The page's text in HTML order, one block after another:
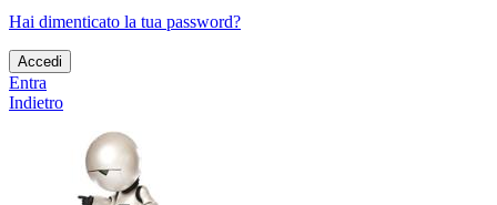
Hai dimenticato la tua password?
Accedi
Entra
Indietro